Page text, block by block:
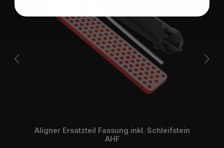
Aligner Ersatzteil Fassung inkl. Schleifstein
AHF